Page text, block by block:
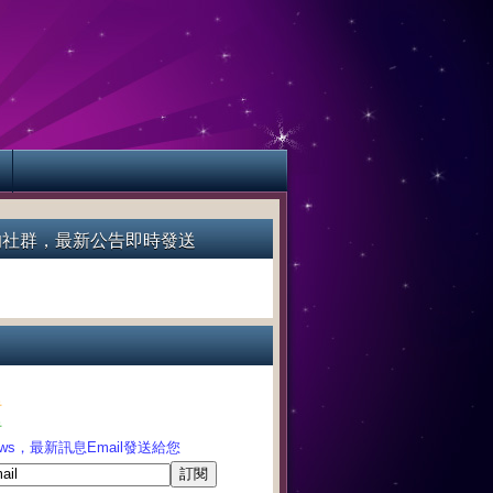
群，最新公告即時發送
，最新訊息Email發送給您